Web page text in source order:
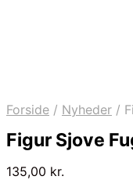
Forside / Nyheder /
Figur Sjove
135,00 kr.